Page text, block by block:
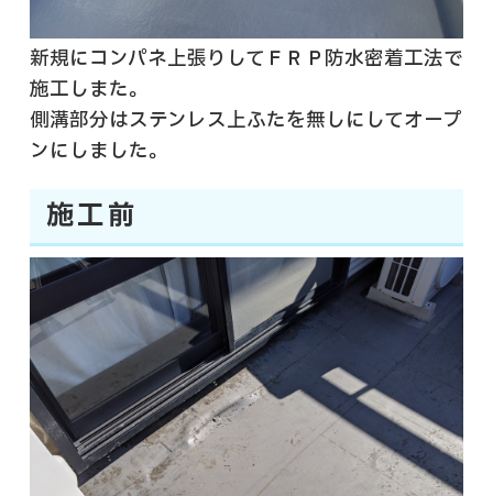
新規にコンパネ上張りしてＦＲＰ防水密着工法で
施工しまた。
側溝部分はステンレス上ふたを無しにしてオープ
ンにしました。
施工前